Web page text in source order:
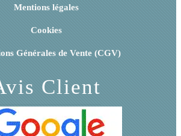
Mentions légales
Cookies
Générales de Vente (CGV)
Client